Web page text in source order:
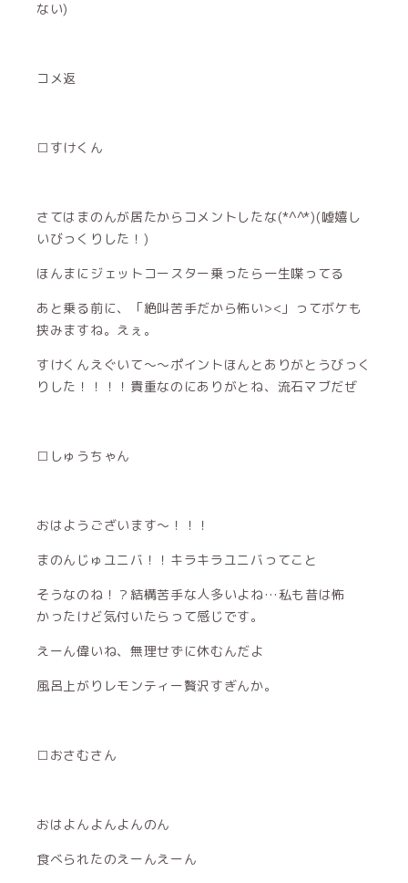
ない)
コメ返
□すけくん
さてはまのんが居たからコメントしたな(*^^*)(嘘嬉し
いびっくりした！)
ほんまにジェットコースター乗ったら一生喋ってる
あと乗る前に、「絶叫苦手だから怖い><」ってボケも
挟みますね。えぇ。
すけくんえぐいて～～ポイントほんとありがとうびっく
りした！！！！貴重なのにありがとね、流石マブだぜ
□しゅうちゃん
おはようございます～！！！
まのんじゅユニバ！！キラキラユニバってこと
そうなのね！？結構苦手な人多いよね…私も昔は怖
かったけど気付いたらって感じです。
えーん偉いね、無理せずに休むんだよ
風呂上がりレモンティー贅沢すぎんか。
□おさむさん
おはよんよんよんのん
食べられたのえーんえーん